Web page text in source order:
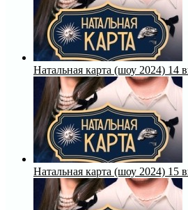
Натальная карта (шоу 2024) 14
Натальная карта (шоу 2024) 15